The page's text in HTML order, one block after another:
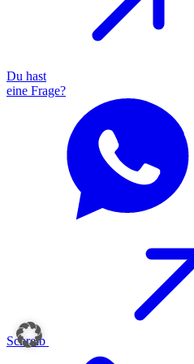
Du hast
eine Frage?
Schreib